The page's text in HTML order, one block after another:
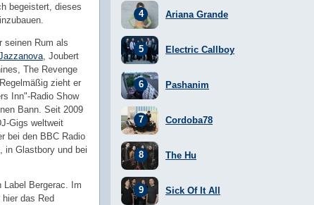
begeistert, dieses
seinen Rum als
, Joubert
The Revenge
zieht er
Inn"-Radio Show
Bann. Seit 2009
Gigs weltweit
bei den BBC Radio
in Glastbory und bei
Label Bergerac. Im
das Red
Ariana Grande
Electric Callboy
Pashanim
Cordoba78
The Hu
Sick Of It All